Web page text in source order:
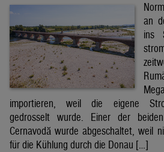
an
ins
importieren, weil die eigene
gedrosselt wurde. Einer der
Cernavodă wurde abgeschaltet, weil
für die Kühlung durch die Donau […]